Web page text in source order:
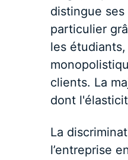
distingue
particulier
les
clients. La
dont
La
l’entreprise